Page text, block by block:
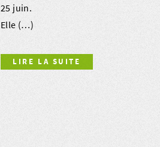
25 juin.
Elle (…)
LIRE LA SUITE